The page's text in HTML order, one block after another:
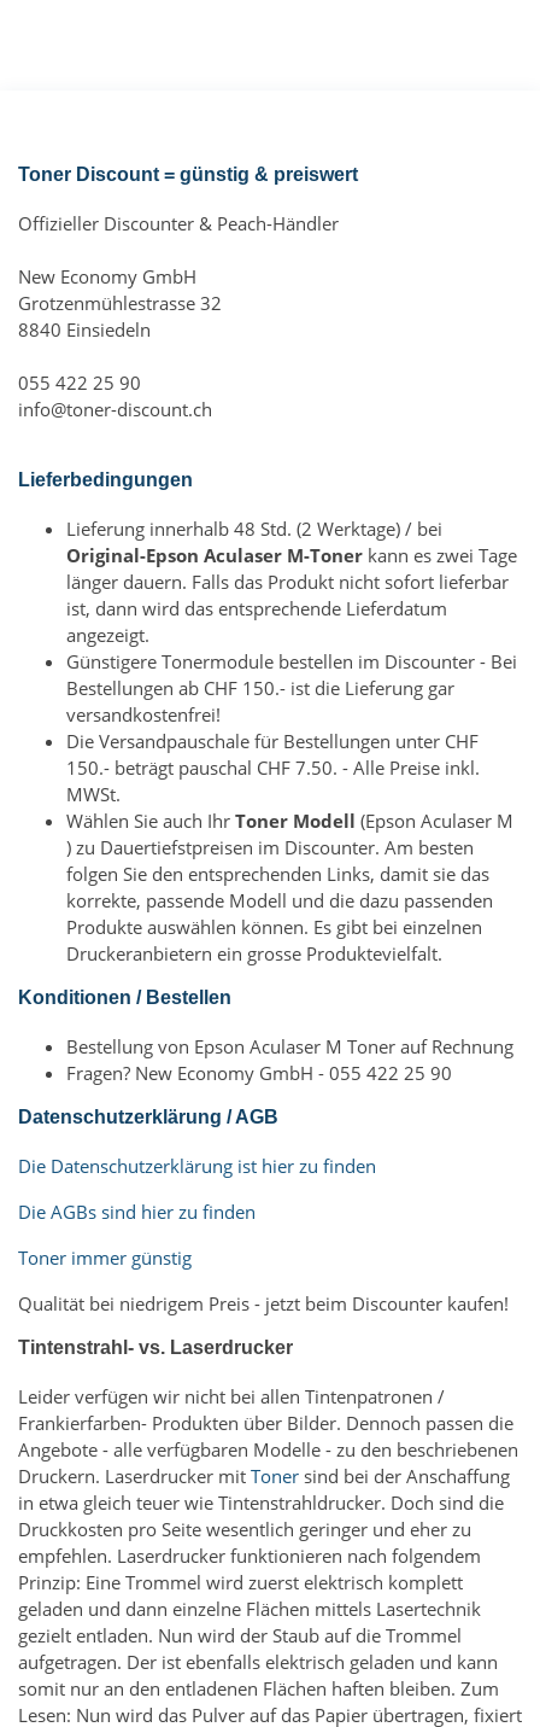
Toner Discount = günstig & preiswert
Offizieller Discounter & Peach-Händler
New Economy GmbH
Grotzenmühlestrasse 32
8840 Einsiedeln
055 422 25 90
info@toner-discount.ch
Lieferbedingungen
Lieferung innerhalb 48 Std. (2 Werktage) / bei
Original-Epson Aculaser M-Toner kann es zwei Tage
länger dauern. Falls das Produkt nicht sofort lieferbar
ist, dann wird das entsprechende Lieferdatum
angezeigt.
Günstigere Tonermodule bestellen im Discounter - Bei
Bestellungen ab CHF 150.- ist die Lieferung gar
versandkostenfrei!
Die Versandpauschale für Bestellungen unter CHF
150.- beträgt pauschal CHF 7.50. - Alle Preise inkl.
MWSt.
Wählen Sie auch Ihr Toner Modell (Epson Aculaser M
) zu Dauertiefstpreisen im Discounter. Am besten
folgen Sie den entsprechenden Links, damit sie das
korrekte, passende Modell und die dazu passenden
Produkte auswählen können. Es gibt bei einzelnen
Druckeranbietern ein grosse Produktevielfalt.
Konditionen / Bestellen
Bestellung von Epson Aculaser M Toner auf Rechnung
Fragen? New Economy GmbH - 055 422 25 90
Datenschutzerklärung / AGB
Die Datenschutzerklärung ist hier zu finden
Die AGBs sind hier zu finden
Toner immer günstig
Qualität bei niedrigem Preis - jetzt beim Discounter kaufen!
Tintenstrahl- vs. Laserdrucker
Leider verfügen wir nicht bei allen Tintenpatronen /
Frankierfarben- Produkten über Bilder. Dennoch passen die
Angebote - alle verfügbaren Modelle - zu den beschriebenen
Druckern. Laserdrucker mit Toner sind bei der Anschaffung
in etwa gleich teuer wie Tintenstrahldrucker. Doch sind die
Druckkosten pro Seite wesentlich geringer und eher zu
empfehlen. Laserdrucker funktionieren nach folgendem
Prinzip: Eine Trommel wird zuerst elektrisch komplett
geladen und dann einzelne Flächen mittels Lasertechnik
gezielt entladen. Nun wird der Staub auf die Trommel
aufgetragen. Der ist ebenfalls elektrisch geladen und kann
somit nur an den entladenen Flächen haften bleiben. Zum
Lesen: Nun wird das Pulver auf das Papier übertragen, fixiert